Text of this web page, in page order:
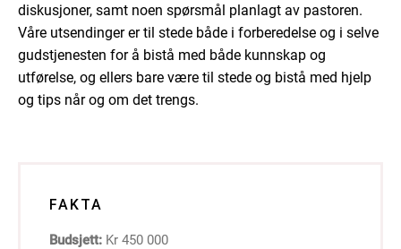
diskusjoner, samt noen spørsmål planlagt av pastoren.
Våre utsendinger er til stede både i forberedelse og i selve
gudstjenesten for å bistå med både kunnskap og
utførelse, og ellers bare være til stede og bistå med hjelp
og tips når og om det trengs.
FAKTA
Budsjett: Kr 450 000